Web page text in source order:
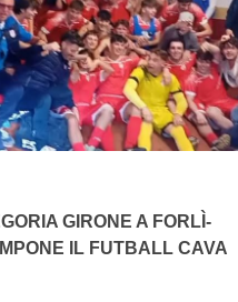
GIRONE A FORLÌ-
IL FUTBALL CAVA